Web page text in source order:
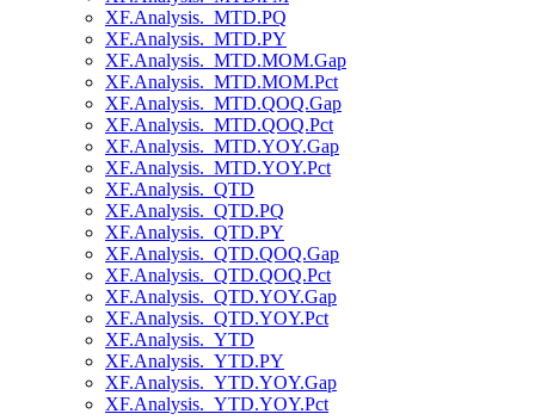
XF.Analysis._MTD.PQ
XF.Analysis._MTD.PY
XF.Analysis._MTD.MOM.Gap
XF.Analysis._MTD.MOM.Pct
XF.Analysis._MTD.QOQ.Gap
XF.Analysis._MTD.QOQ.Pct
XF.Analysis._MTD.YOY.Gap
XF.Analysis._MTD.YOY.Pct
XF.Analysis._QTD
XF.Analysis._QTD.PQ
XF.Analysis._QTD.PY
XF.Analysis._QTD.QOQ.Gap
XF.Analysis._QTD.QOQ.Pct
XF.Analysis._QTD.YOY.Gap
XF.Analysis._QTD.YOY.Pct
XF.Analysis._YTD
XF.Analysis._YTD.PY
XF.Analysis._YTD.YOY.Gap
XF.Analysis._YTD.YOY.Pct